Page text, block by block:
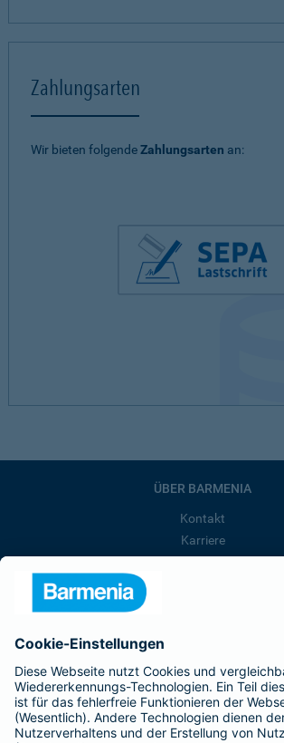
Zahlungsarten
Wir bieten folgendeZahlungsarten an:
ÜBER BARMENIA
Kontakt
Karriere
Barmenia ist Teil der
BELIEBTE SEITEN
Kranken-Zusatzversicherung
Tierversicherungen